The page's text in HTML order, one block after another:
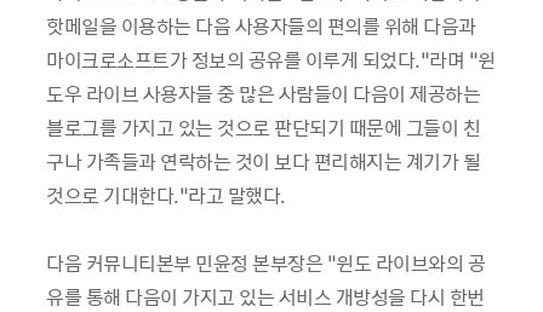
핫메일을 이용하는 다음 사용자들의 편의를 위해 다음과
마이크로소프트가 정보의 공유를 이루게 되었다.”라며 “윈
도우 라이브 사용자들 중 많은 사람들이 다음이 제공하는
블로그를 가지고 있는 것으로 판단되기 때문에 그들이 친
구나 가족들과 연락하는 것이 보다 편리해지는 계기가 될
것으로 기대한다.”라고 말했다.
다음 커뮤니티본부 민윤정 본부장은 “윈도 라이브와의 공
유를 통해 다음이 가지고 있는 서비스 개방성을 다시 한번